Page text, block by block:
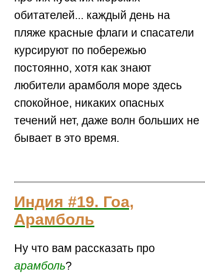
обитателей... каждый день на
пляже красные флаги и спасатели
курсируют по побережью
постоянно, хотя как знают
любители арамболя море здесь
спокойное, никаких опасных
течений нет, даже волн больших не
бывает в это время.
Индия #19. Гоа,
Арамболь
Ну что вам рассказать про
арамболь?